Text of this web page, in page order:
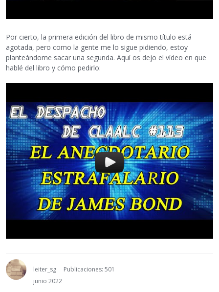
Por cierto, la primera edición del libro de mismo título está
agotada, pero como la gente me lo sigue pidiendo, estoy
planteándome sacar una segunda. Aquí os dejo el vídeo en que
hablé del libro y cómo pedirlo:
leiter_sg
Publicaciones: 501
junio 2022